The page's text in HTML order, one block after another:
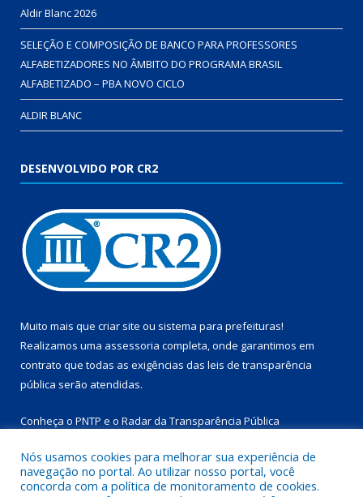
Aldir Blanc 2026
SELEÇÃO E COMPOSIÇÃO DE BANCO PARA PROFESSORES
ALFABETIZADORES NO ÂMBITO DO PROGRAMA BRASIL
ALFABETIZADO – PBA NOVO CICLO
ALDIR BLANC
DESENVOLVIDO POR CR2
Muito mais que criar site ou sistema para prefeituras!
Realizamos uma assessoria completa, onde garantimos em
contrato que todas as exigências das leis de transparência
pública serão atendidas.
Conheça o PNTP e o Radar da Transparência Pública
Nós usamos cookies para melhorar sua experiência de
navegação no portal. Ao utilizar nosso portal, você
concorda com a política de monitoramento de cookies.